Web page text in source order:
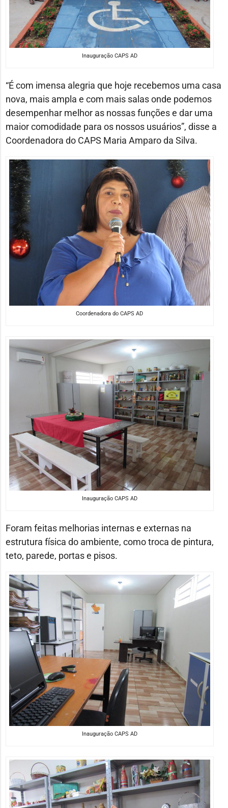
Inauguração CAPS AD
“É com imensa alegria que hoje recebemos uma casa
nova, mais ampla e com mais salas onde podemos
desempenhar melhor as nossas funções e dar uma
maior comodidade para os nossos usuários”, disse a
Coordenadora do CAPS Maria Amparo da Silva.
Coordenadora do CAPS AD
Inauguração CAPS AD
Foram feitas melhorias internas e externas na
estrutura física do ambiente, como troca de pintura,
teto, parede, portas e pisos.
Inauguração CAPS AD